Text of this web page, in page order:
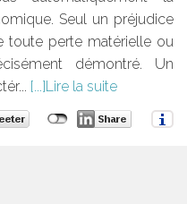
Seul un préjudice
toute perte matérielle ou
démontré. Un
Lire la suite